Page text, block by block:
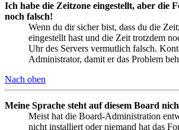
Ich habe die Zeitzone eingestellt, aber die
noch falsch!
Wenn du dir sicher bist, dass du die
eingestellt hast und die Zeit trotzdem
Uhr des Servers vermutlich falsch.
Administrator, damit er das Problem
Nach oben
Meine Sprache steht auf diesem Board
Meist hat die Board-Administration
nicht installiert oder niemand hat das